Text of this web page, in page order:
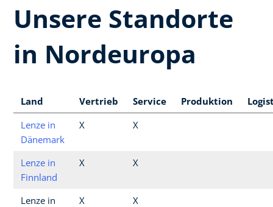
Unsere Standorte
in Nordeuropa
Land Vertrieb Service Produktion
Lenze in
Dänemark
X X
Lenze in
Finnland
X X
Lenze in
X X